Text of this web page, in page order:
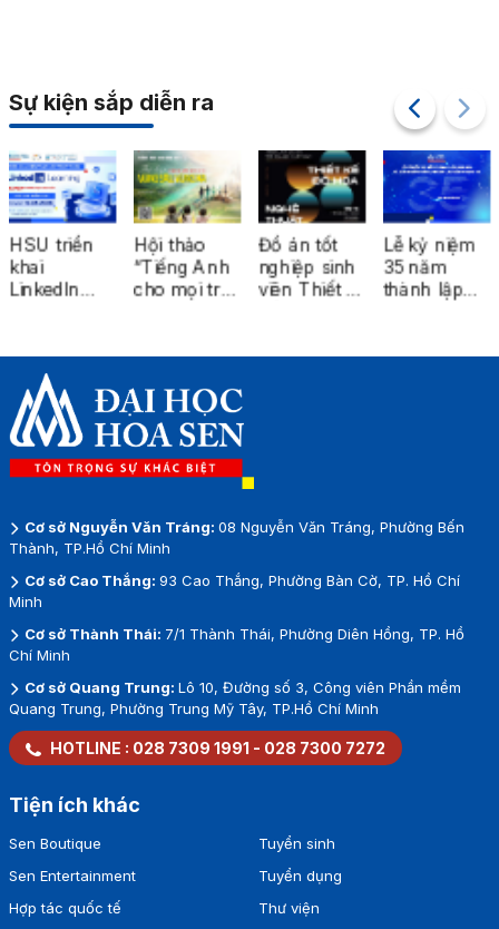
Sự kiện sắp diễn ra
Hội thảo
“Tiếng Anh
cho mọi trẻ
cách giáo
dục vùng
sâu, vùng
xa”
Đồ án tốt
nghiệp sinh
viên Thiết kế
số được
ga Metro
Bến Thành
Lễ kỷ niệm
35 năm
thành lập
Sen
KDDI
COMPANY
TOUR 2026:
làm việc
Cơ sở Nguyễn Văn Tráng: 08 Nguyễn Văn Tráng, Phường Bến
Thành, TP.Hồ Chí Minh
Cơ sở Cao Thắng: 93 Cao Thắng, Phường Bàn Cờ, TP. Hồ Chí
Minh
Cơ sở Thành Thái: 7/1 Thành Thái, Phường Diên Hồng, TP. Hồ
Chí Minh
Cơ sở Quang Trung: Lô 10, Đường số 3, Công viên Phần mềm
Quang Trung, Phường Trung Mỹ Tây, TP.Hồ Chí Minh
HOTLINE : 028 7309 1991 - 028 7300 7272
Tiện ích khác
Sen Boutique
Sen Entertainment
Hợp tác quốc tế
Tuyển sinh
Tuyển dụng
Thư viện